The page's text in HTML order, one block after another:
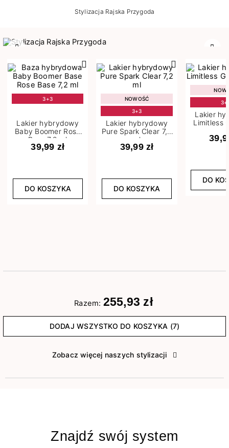
Stylizacja Rajska Przygoda
3+3
Lakier hybrydowy
Baby Boomer Rose
Base 7,2 ml
39,99 zł
DO KOSZYKA
NOWOŚĆ
3+3
Lakier hybrydowy
Pure Spark Clear 7,2
ml
39,99 zł
DO KOSZYKA
Lakier
Limitless
DO
Razem: 255,93 zł
DODAJ WSZYSTKO DO KOSZYKA (7)
Zobacz więcej naszych stylizacji
Znajdź swój system